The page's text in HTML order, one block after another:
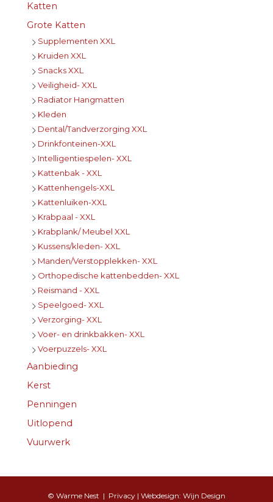
Katten
Grote Katten
Supplementen XXL
Kruiden XXL
Snacks XXL
Veiligheid- XXL
Radiator Hangmatten
Kleden
Dental/Tandverzorging XXL
Drinkfonteinen-XXL
Intelligentiespelen- XXL
Kattenbak - XXL
Kattenhengels-XXL
Kattenluiken-XXL
Krabpaal - XXL
Krabplank/ Meubel XXL
Kussens/kleden- XXL
Manden/Verstopplekken- XXL
Orthopedische kattenbedden- XXL
Reismand - XXL
Speelgoed- XXL
Verzorging- XXL
Voer- en drinkbakken- XXL
Voerpuzzels- XXL
Aanbieding
Kerst
Penningen
Uitlopend
Vuurwerk
© Warme Nest | Privacy | Webdesign: Wijn Design